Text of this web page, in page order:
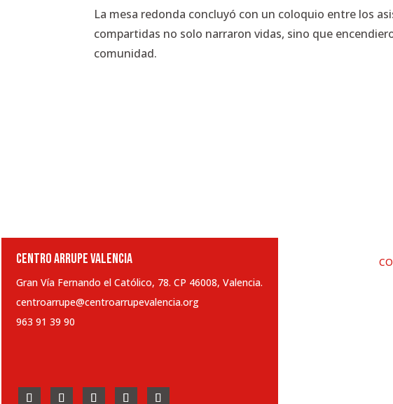
La mesa redonda concluyó con un coloquio entre los
compartidas no solo narraron vidas, sino que
comunidad.
CENTRO ARRUPE VALENCIA
Gran Vía Fernando el Católico, 78. CP 46008, Valencia.
centroarrupe@centroarrupevalencia.org
963 91 39 90